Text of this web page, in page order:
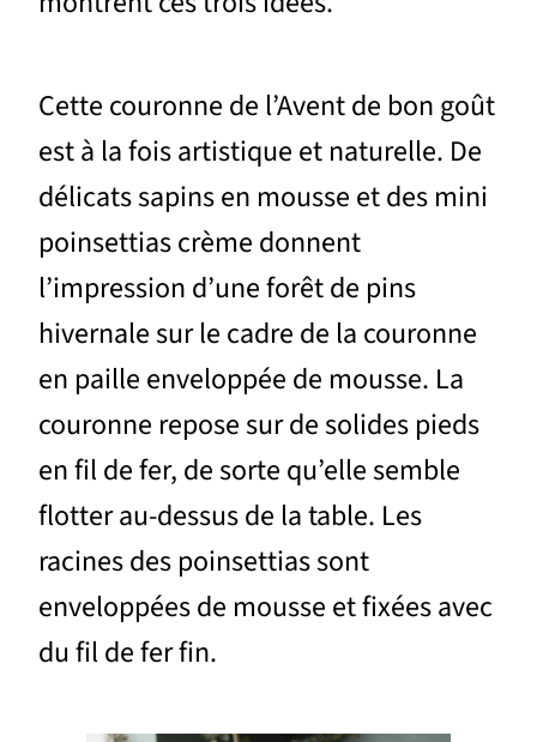
Cette couronne de l’Avent de bon goût
est à la fois artistique et naturelle. De
délicats sapins en mousse et des mini
poinsettias crème donnent
l’impression d’une forêt de pins
hivernale sur le cadre de la couronne
en paille enveloppée de mousse. La
couronne repose sur de solides pieds
en fil de fer, de sorte qu’elle semble
flotter au-dessus de la table. Les
racines des poinsettias sont
enveloppées de mousse et fixées avec
du fil de fer fin.